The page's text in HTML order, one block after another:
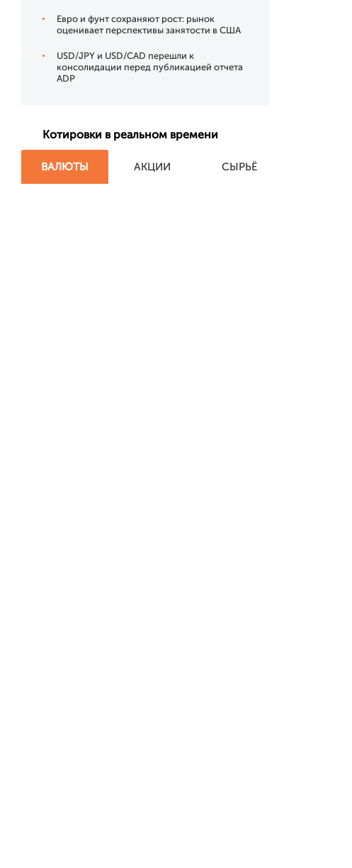
Евро и фунт сохраняют рост: рынок
оценивает перспективы занятости в США
USD/JPY и USD/CAD перешли к
консолидации перед публикацией отчета
ADP
Котировки в реальном времени
ВАЛЮТЫ АКЦИИ СЫРЬЁ